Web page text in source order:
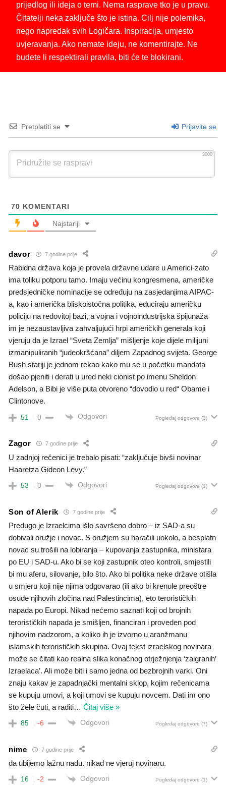
prijedlog ili ideja o temi. Nema rasprave tko je u pravu.
Čitatelji neka zaključe što je istina. Cilj nije polemika,
nego napredak svih Logičara. Inspiracija, umjesto
uvjeravanja. Ako nemate ideju, ne komentirajte. Ne
budete li respektirali pravila, biti će te blokirani.
Pretplatiti se Prijavite se
3000
70 KOMENTARI
Najstariji
davor 7 godine prije
Rabidna država koja je provela državne udare u Americi-zato
ima toliku potporu tamo. Imaju većinu kongresmena, američke
predsjedničke nominacije se određuju na zasjedanjima AIPAC-
a, kao i američka bliskoistočna politika, educiraju američku
policiju na redovitoj bazi, a vojna i vojnoindustrijska špijunaža
im je nezaustavljiva zahvaljujući hrpi američkih generala koji
vjeruju da je Izrael “Sveta Zemlja” mišljenje koje dijele milijuni
izmanipuliranih “judeokršćana” diljem Zapadnog svijeta. George
Bush stariji je jednom rekao kako mu se u početku mandata
došao pjeniti i derati u ured neki cionist po imenu Sheldon
Adelson, a Bibi je više puta otvoreno “dovodio u red“ Obame i
Clintonove.
51 0 Odgovori Pogledaj odgovore (3)
Zagor 7 godine prije
U zadnjoj rečenici je trebalo pisati: “zaključuje bivši novinar
Haaretza Gideon Levy.”
53 0 Odgovori Pogledaj odgovore (1)
Son of Alerik 7 godine prije
Predugo je Izraelcima išlo savršeno dobro – iz SAD-a su
dobivali oružje i novac. S oružjem su haračili uokolo, a besplatn
novac su trošili na lobiranja – kupovanja zastupnika, ministara
po EU i SAD-u. Ako bi se koji zastupnik oteo kontroli, smjestili
bi mu aferu, silovanje, bilo što. Ako bi politika neke države otišla
u smjeru koji nije njima odgovarao (ili ako bi krenule preoštre
osude njihovih zločina nad Palestincima), eto terorističkih
napada po Europi. Nikad nećemo saznati koji od brojnih
terorističkih napada je smišljen, financiran i proveden pod
njihovim nadzorom, a koliko ih je izvorno u aranžmanu
islamskih terorističkih skupina. Ovaj tekst izraelskog novinara
može se čitati kao realna slika konačnog otrježnjenja ‘zaigranih’
Izraelaca’. Ali može biti i samo jedna od bezbrojnih varki. Oni
znaju kakav je zapadnjački mentalni sklop, kojim rečenicama
se kupuju umovi, a koji umovi se kupuju novcem. Dati im ono
što žele čuti, a raditi… Čitaj više »
85 -6 Odgovori Pogledaj odgovore (7)
nime 7 godine prije
da ubijemo lažnu nadu. nikad ne vjeruj novinaru.
16 -2 Odgovori Pogledaj odgovore (1)